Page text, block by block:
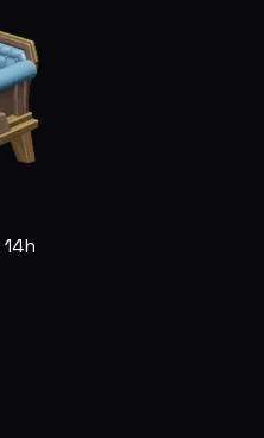
14h